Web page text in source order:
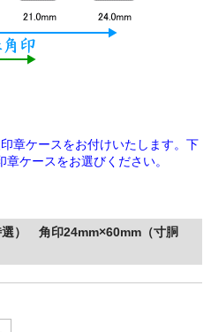
章ケースをお付けいたします。下
章ケースをお選びください。
選） 角印24mm×60mm（寸胴